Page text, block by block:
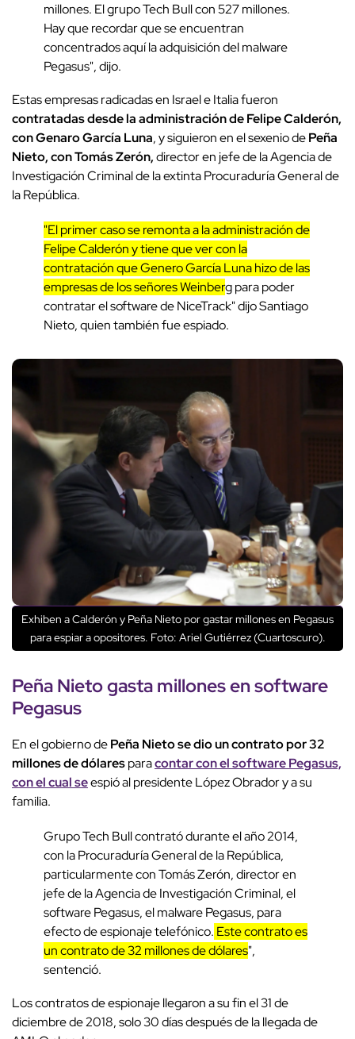
millones. El grupo Tech Bull con 527 millones.
Hay que recordar que se encuentran
concentrados aquí la adquisición del malware
Pegasus", dijo.
Estas empresas radicadas en Israel e Italia fueron
contratadas desde la administración de Felipe Calderón,
con Genaro García Luna, y siguieron en el sexenio dePeña
Nieto, con Tomás Zerón,director en jefe de la Agencia de
Investigación Criminal de la extinta Procuraduría General de
la República.
"El primer caso se remonta a la administración de
Felipe Calderón y tiene que ver con la
contratación que Genero García Luna hizo de las
empresas de los señores Weinberg para poder
contratar el software de NiceTrack" dijo Santiago
Nieto, quien también fue espiado.
Exhiben a Calderón y Peña Nieto por gastar millones en Pegasus
para espiar a opositores. Foto: Ariel Gutiérrez (Cuartoscuro).
Peña Nieto gasta millones en software
Pegasus
En el gobierno dePeña Nieto se dio un contrato por 32
millones de dólaresparacontar con el software Pegasus,
con el cual seespió al presidente López Obrador y a su
familia.
Grupo Tech Bull contrató durante el año 2014,
con la Procuraduría General de la República,
particularmente con Tomás Zerón, director en
jefe de la Agencia de Investigación Criminal, el
software Pegasus, el malware Pegasus, para
efecto de espionaje telefónico. Este contrato es
un contrato de 32 millones de dólares",
sentenció.
Los contratos de espionaje llegaron a su fin el 31 de
diciembre de 2018, solo 30 días después de la llegada de